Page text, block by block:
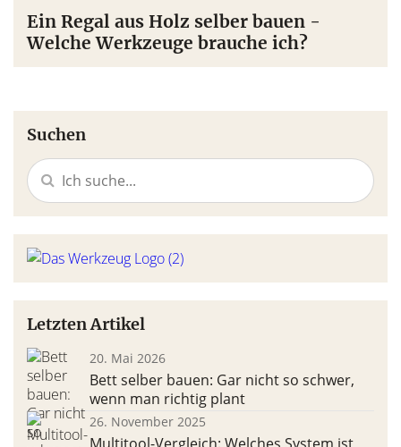
Ein Regal aus Holz selber bauen -
Welche Werkzeuge brauche ich?
Suchen
Letzten Artikel
20. Mai 2026
Bett selber bauen: Gar nicht so schwer,
wenn man richtig plant
26. November 2025
Multitool-Vergleich: Welches System ist